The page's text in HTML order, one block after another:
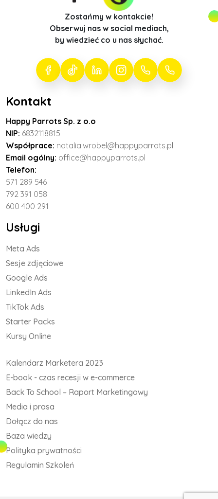
Zostańmy w kontakcie!
Obserwuj nas w social mediach,
by wiedzieć co u nas słychać.
Kontakt
Happy Parrots Sp. z o.o
NIP: 6832118815
Współprace: natalia.wrobel@happyparrots.pl
Email ogólny: office@happyparrots.pl
Telefon:
571 289 546
792 391 058
600 400 291
Usługi
Meta Ads
Sesje zdjęciowe
Google Ads
LinkedIn Ads
TikTok Ads
Starter Packs
Kursy Online
Kalendarz Marketera 2023
E-book - czas recesji w e-commerce
Back To School – Raport Marketingowy
Media i prasa
Dołącz do nas
Baza wiedzy
Polityka prywatności
Regulamin Szkoleń